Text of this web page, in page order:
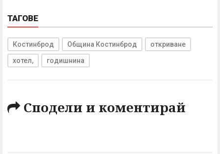
ТАГОВЕ
Костинброд Община Костинброд откриване
хотел, годишнина
Сподели и коментирай